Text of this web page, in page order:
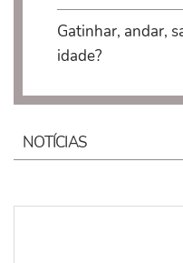
Gatinhar, andar,
idade?
NOTÍCIAS